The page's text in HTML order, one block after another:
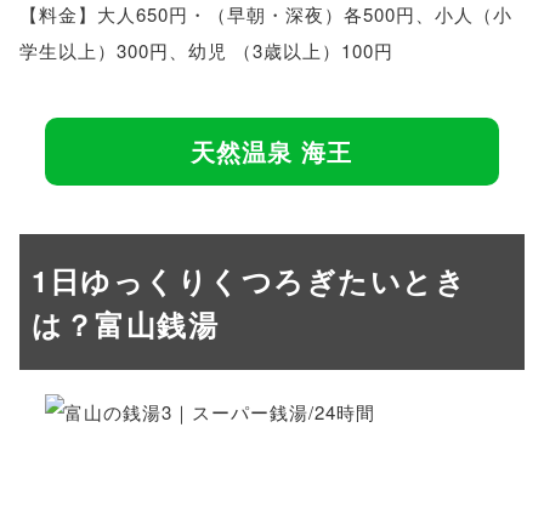
【料金】大人650円・（早朝・深夜）各500円、小人（小
学生以上）300円、幼児 （3歳以上）100円
天然温泉 海王
1日ゆっくりくつろぎたいとき
は？富山銭湯